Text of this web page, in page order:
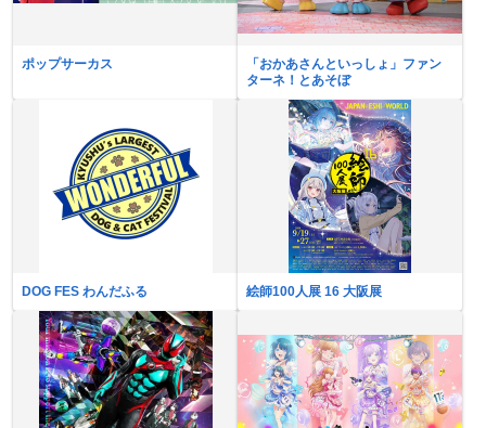
ポップサーカス
「おかあさんといっしょ」ファン
ターネ！とあそぼ
DOG FES わんだふる 絵師100人展 16 大阪展